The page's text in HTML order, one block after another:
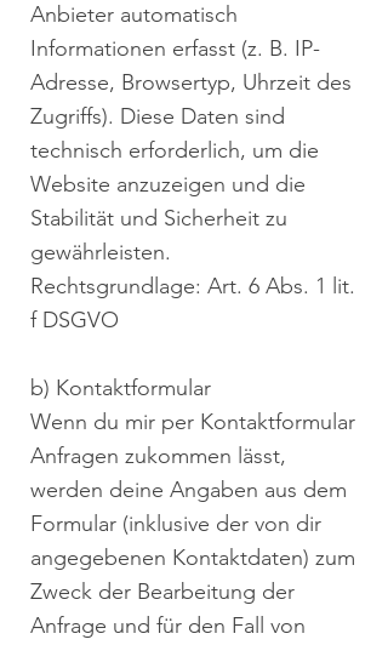
Anbieter automatisch
Informationen erfasst (z. B. IP-
Adresse, Browsertyp, Uhrzeit des
Zugriffs). Diese Daten sind
technisch erforderlich, um die
Website anzuzeigen und die
Stabilität und Sicherheit zu
gewährleisten.
Rechtsgrundlage: Art. 6 Abs. 1 lit.
f DSGVO
b) Kontaktformular
Wenn du mir per Kontaktformular
Anfragen zukommen lässt,
werden deine Angaben aus dem
Formular (inklusive der von dir
angegebenen Kontaktdaten) zum
Zweck der Bearbeitung der
Anfrage und für den Fall von